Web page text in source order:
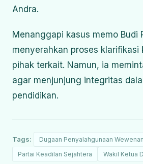
Andra.
Menanggapi kasus memo Budi
menyerahkan proses klarifikasi
pihak terkait. Namun, ia
agar menjunjung integritas
pendidikan.
Tags:
Dugaan Penyalahgunaan
Partai Keadilan Sejahtera
Wakil Ketua